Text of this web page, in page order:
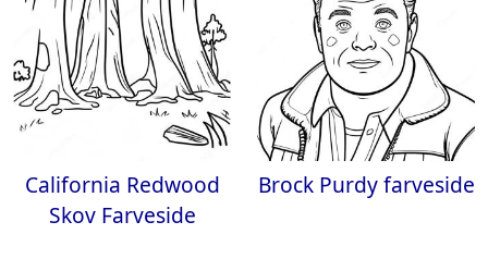
California Redwood
Skov Farveside
Brock Purdy farveside